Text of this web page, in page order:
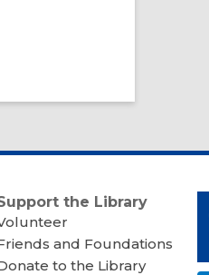
the Library
and Foundations
to the Library